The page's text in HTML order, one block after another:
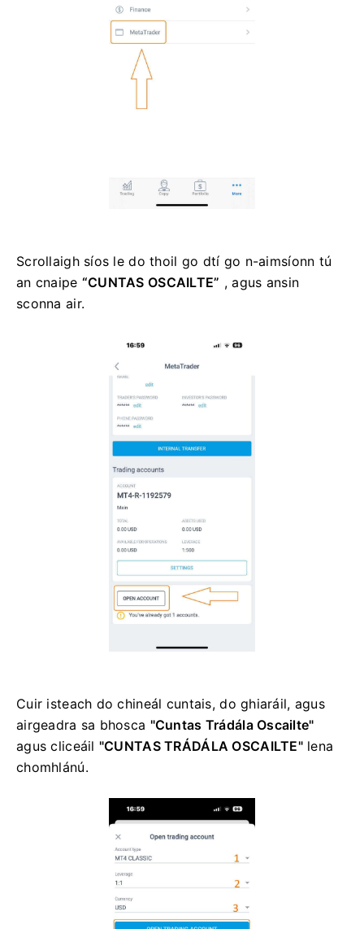
Scrollaigh síos le do thoil go dtí go n-aimsíonn tú
an cnaipe “CUNTAS OSCAILTE” , agus ansin
sconna air.
Cuir isteach do chineál cuntais, do ghiaráil, agus
airgeadra sa bhosca "Cuntas Trádála Oscailte"
agus cliceáil "CUNTAS TRÁDÁLA OSCAILTE"lena
chomhlánú.